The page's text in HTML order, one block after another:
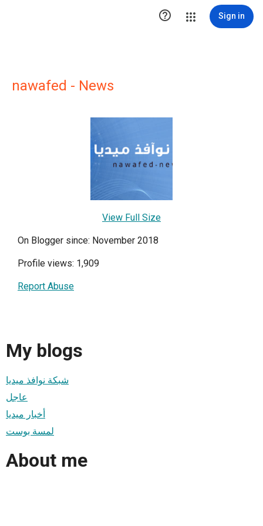
 Sign in
nawafed - News
View Full Size
On Blogger since: November 2018
Profile views: 1,909
Report Abuse
My blogs
شبكة نوافذ ميديا
عاجل
أخبار ميديا
لمسة بوست
About me